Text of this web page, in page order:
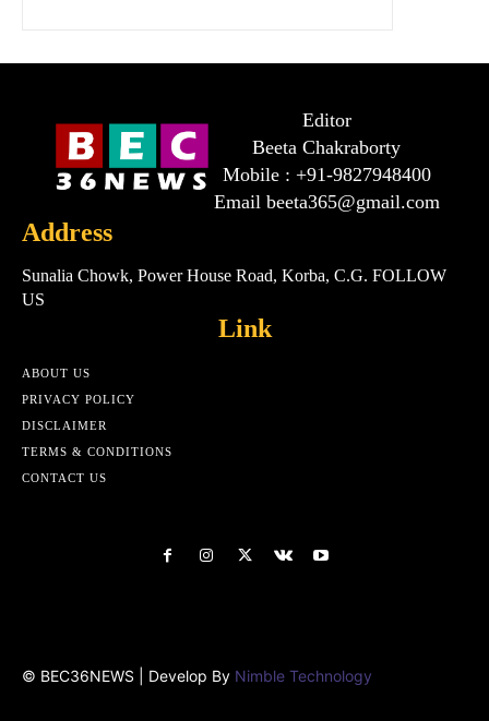
Editor
Beeta Chakraborty
Mobile : +91-9827948400
Email beeta365@gmail.com
Address
Sunalia Chowk, Power House Road, Korba, C.G. FOLLOW
US
Link
ABOUT US
PRIVACY POLICY
DISCLAIMER
TERMS & CONDITIONS
CONTACT US
© BEC36NEWS | Develop By Nimble Technology